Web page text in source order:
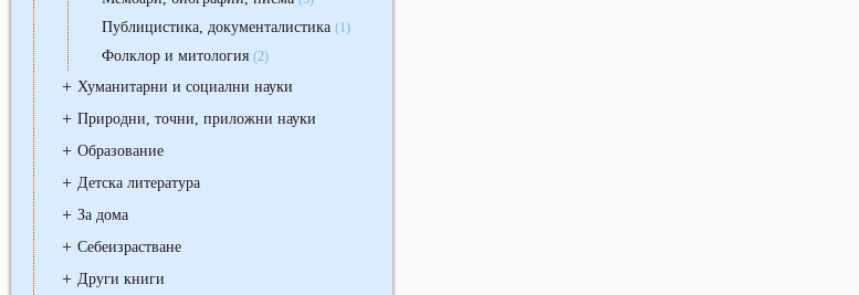
Публицистика, документалистика (1)
Фолклор и митология (2)
+ Хуманитарни и социални науки
+ Природни, точни, приложни науки
+ Образование
+ Детска литература
+ За дома
+ Себеизрастване
+ Други книги